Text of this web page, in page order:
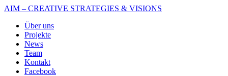
AIM – CREATIVE STRATEGIES & VISIONS
Über uns
Projekte
News
Team
Kontakt
Facebook